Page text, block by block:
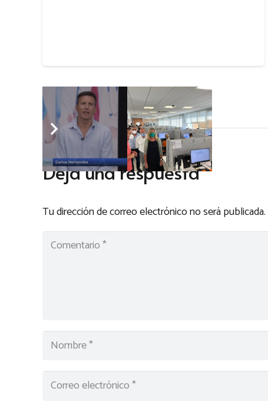
Deja una respuesta
Tu dirección de correo electrónico no será publicada.